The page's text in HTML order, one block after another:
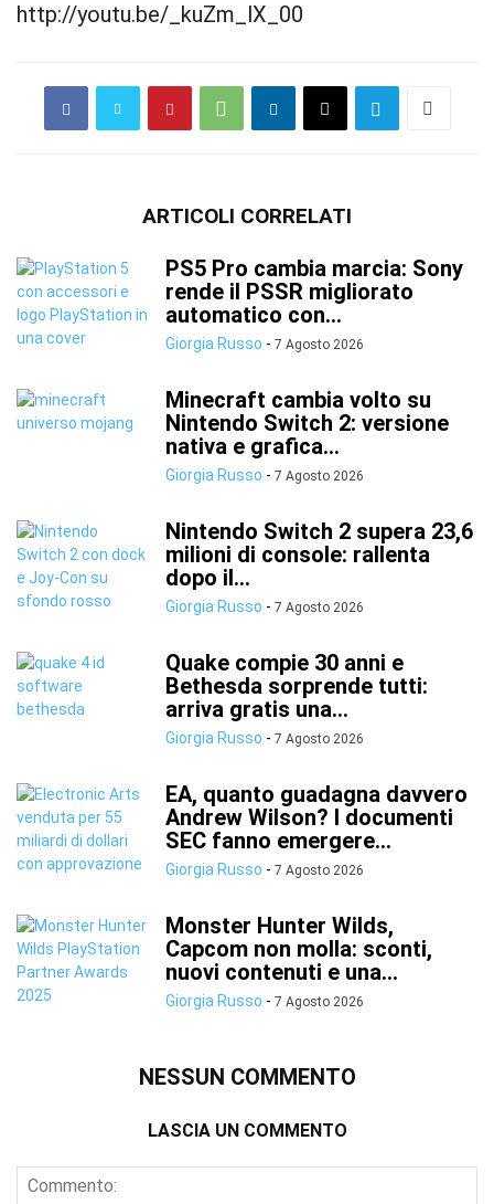
http://youtu.be/_kuZm_lX_00
ARTICOLI CORRELATI
PS5 Pro cambia marcia: Sony
rende il PSSR migliorato
automatico con...
Giorgia Russo - 7 Agosto 2026
Minecraft cambia volto su
Nintendo Switch 2: versione
nativa e grafica...
Giorgia Russo - 7 Agosto 2026
Nintendo Switch 2 supera 23,6
milioni di console: rallenta
dopo il...
Giorgia Russo - 7 Agosto 2026
Quake compie 30 anni e
Bethesda sorprende tutti:
arriva gratis una...
Giorgia Russo - 7 Agosto 2026
EA, quanto guadagna davvero
Andrew Wilson? I documenti
SEC fanno emergere...
Giorgia Russo - 7 Agosto 2026
Monster Hunter Wilds,
Capcom non molla: sconti,
nuovi contenuti e una...
Giorgia Russo - 7 Agosto 2026
NESSUN COMMENTO
LASCIA UN COMMENTO